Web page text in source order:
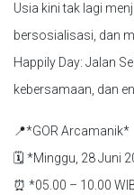
Usia kini tak lagi
bersosialisasi, dan
Happily Day: Jalan
kebersamaan, dan
📍*GOR Arcamanik*
🗓️ *Minggu, 28 Juni
⏰ *05.00 – 10.00